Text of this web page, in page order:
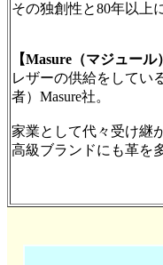
その独創性と80年以上
【Masure（マジュール
レザーの供給をしてい
者）Masure社。
家業として代々受け継
高級ブランドにも革を